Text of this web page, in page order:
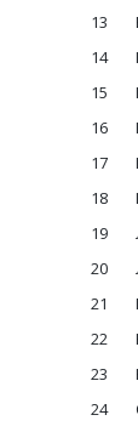
13
14
15
16
17
18
19
20
21
22
23
24